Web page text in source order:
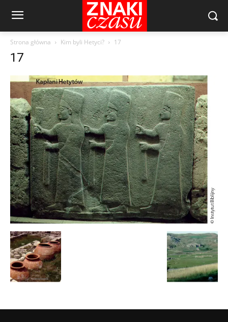
Strona główna Kim byli Hetyci? 17
17